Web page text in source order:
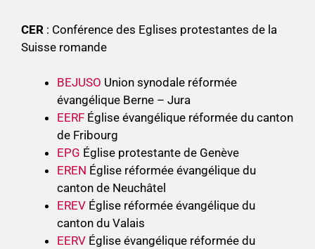
CER : Conférence des Eglises protestantes de la
Suisse romande
BEJUSO Union synodale réformée
évangélique Berne – Jura
EERF Église évangélique réformée du canton
de Fribourg
EPG Église protestante de Genève
EREN Église réformée évangélique du
canton de Neuchâtel
EREV Église réformée évangélique du
canton du Valais
EERV Église évangélique réformée du